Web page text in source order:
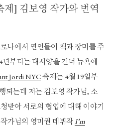
제] 김보영 작가와 번역
나에서 연인들이 책과 장미를 주
부터는 대서양을 건너 뉴욕에
Jordi NYC축제는 4월 19일부
되는데 저는 김보영 작가님, 소
받아 서로의 협업에 대해 이야기
가님의 영미권 데뷔작 I’m